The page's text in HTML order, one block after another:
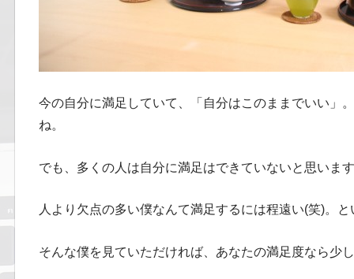
今の自分に満足していて、「自分はこのままでいい」
ね。
でも、多くの人は自分に満足はできていないと思いま
人より欠点の多い僕なんて満足するには程遠い(笑)。
そんな僕を見ていただければ、あなたの満足度なら少